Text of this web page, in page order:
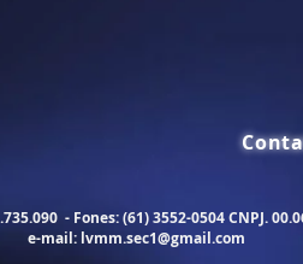
9
- Fones: (61) 3552-0504 CNPJ.
mail: lvmm.sec1@gmail.com